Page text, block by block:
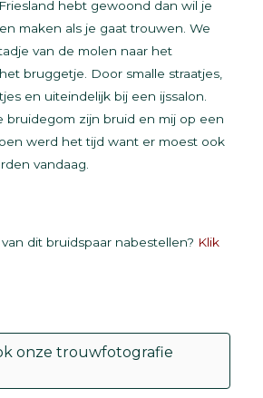
hebt gewoond dan wil je
maken als je gaat trouwen. We
van de molen naar het
bruggetje. Door smalle straatjes,
en uiteindelijk bij een ijssalon.
bruidegom zijn bruid en mij op een
werd het tijd want er moest ook
vandaag.
dit bruidspaar nabestellen? Klik
onze trouwfotografie